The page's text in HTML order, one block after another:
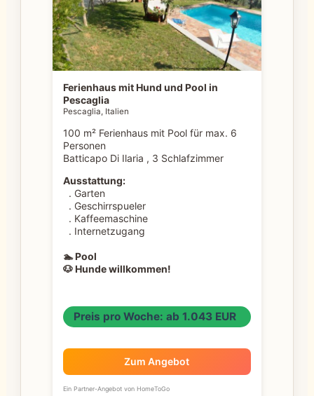
Ferienhaus mit Hund und Pool in
Pescaglia
Pescaglia, Italien
100 m² Ferienhaus mit Pool für max. 6
Personen
Batticapo Di Ilaria , 3 Schlafzimmer
Ausstattung:
. Garten
. Geschirrspueler
. Kaffeemaschine
. Internetzugang
🏊 Pool
🐶 Hunde willkommen!
Preis pro Woche: ab 1.043 EUR
Zum Angebot
Ein Partner-Angebot von HomeToGo